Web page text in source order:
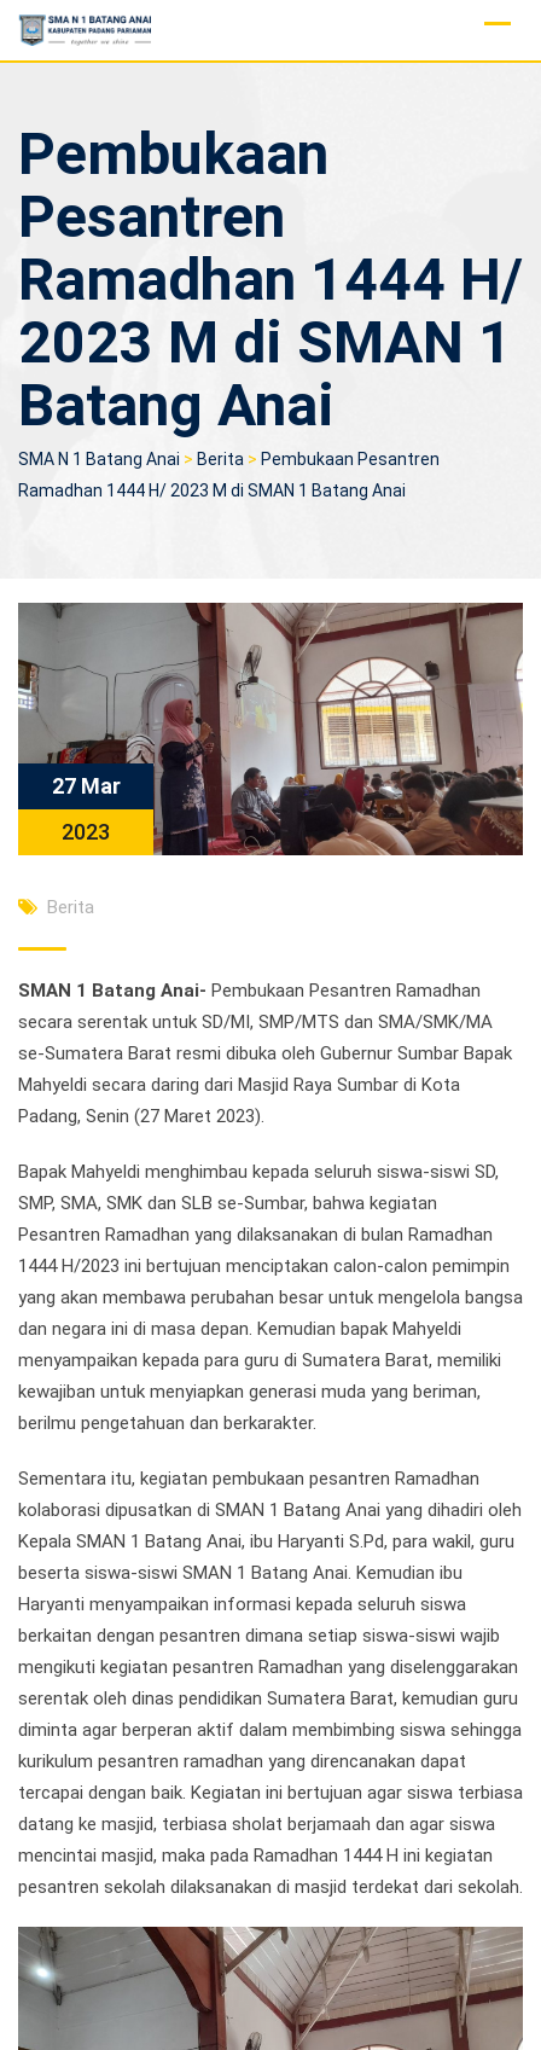
Skip
Pembukaan
Pesantren
Ramadhan 1444 H/
2023 M di SMAN 1
Batang Anai
SMA N 1 Batang Anai > Berita > Pembukaan Pesantren
Ramadhan 1444 H/ 2023 M di SMAN 1 Batang Anai
27 Mar
2023
Berita
SMAN 1 Batang Anai- Pembukaan Pesantren Ramadhan
secara serentak untuk SD/MI, SMP/MTS dan SMA/SMK/MA
se-Sumatera Barat resmi dibuka oleh Gubernur Sumbar Bapak
Mahyeldi secara daring dari Masjid Raya Sumbar di Kota
Padang, Senin (27 Maret 2023).
Bapak Mahyeldi menghimbau kepada seluruh siswa-siswi SD,
SMP, SMA, SMK dan SLB se-Sumbar, bahwa kegiatan
Pesantren Ramadhan yang dilaksanakan di bulan Ramadhan
1444 H/2023 ini bertujuan menciptakan calon-calon pemimpin
yang akan membawa perubahan besar untuk mengelola bangsa
dan negara ini di masa depan. Kemudian bapak Mahyeldi
menyampaikan kepada para guru di Sumatera Barat, memiliki
kewajiban untuk menyiapkan generasi muda yang beriman,
berilmu pengetahuan dan berkarakter.
Sementara itu, kegiatan pembukaan pesantren Ramadhan
kolaborasi dipusatkan di SMAN 1 Batang Anai yang dihadiri oleh
Kepala SMAN 1 Batang Anai, ibu Haryanti S.Pd, para wakil, guru
beserta siswa-siswi SMAN 1 Batang Anai. Kemudian ibu
Haryanti menyampaikan informasi kepada seluruh siswa
berkaitan dengan pesantren dimana setiap siswa-siswi wajib
mengikuti kegiatan pesantren Ramadhan yang diselenggarakan
serentak oleh dinas pendidikan Sumatera Barat, kemudian guru
diminta agar berperan aktif dalam membimbing siswa sehingga
kurikulum pesantren ramadhan yang direncanakan dapat
tercapai dengan baik. Kegiatan ini bertujuan agar siswa terbiasa
datang ke masjid, terbiasa sholat berjamaah dan agar siswa
mencintai masjid, maka pada Ramadhan 1444 H ini kegiatan
pesantren sekolah dilaksanakan di masjid terdekat dari sekolah.